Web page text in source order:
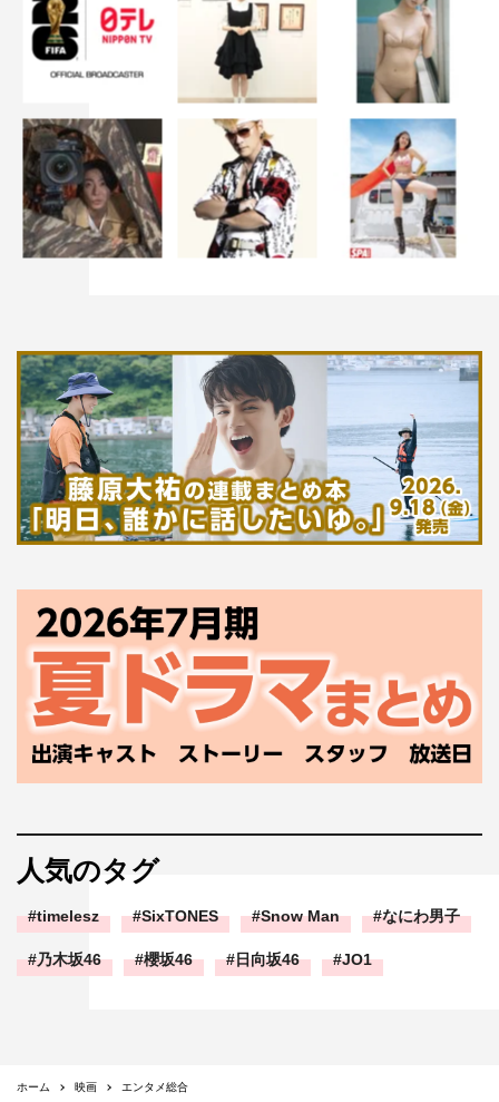
人気のタグ
timelesz SixTONES Snow Man なにわ男子
乃木坂46 櫻坂46 日向坂46 JO1
ホーム 映画
エンタメ総合